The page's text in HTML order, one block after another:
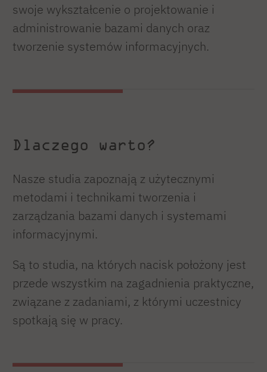
swoje wykształcenie o projektowanie i
administrowanie bazami danych oraz
tworzenie systemów informacyjnych.
Dlaczego warto?
Nasze studia zapoznają z użytecznymi
metodami i technikami tworzenia i
zarządzania bazami danych i systemami
informacyjnymi.
Są to studia, na których nacisk położony jest
przede wszystkim na zagadnienia praktyczne,
związane z zadaniami, z którymi uczestnicy
spotkają się w pracy.